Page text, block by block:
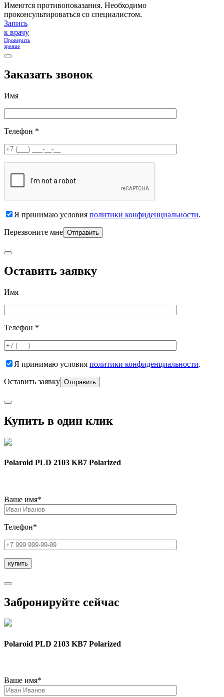
Имеются противопоказания. Необходимо
проконсультироваться со специалистом.
Запись
к врачу
Проверить
зрение
Заказать звонок
Имя
Телефон *
Я принимаю условия политики конфиденциальности.
Перезвоните мне
Оставить заявку
Имя
Телефон *
Я принимаю условия политики конфиденциальности.
Оставить заявку
Купить в один клик
Polaroid PLD 2103 KB7 Polarized
Ваше имя*
Телефон*
Забронируйте сейчас
Polaroid PLD 2103 KB7 Polarized
Ваше имя*